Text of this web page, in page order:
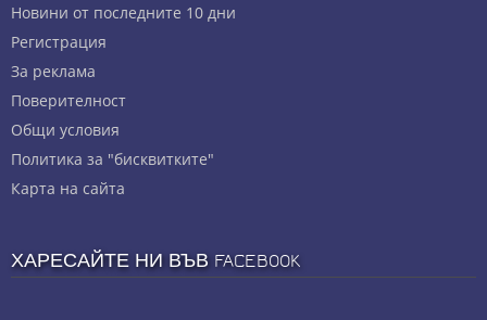
Новини от последните 10 дни
Регистрация
За реклама
Πoвepитeлнocт
Общи условия
Политика за "бисквитките"
Карта на сайта
ХАРЕСАЙТЕ НИ ВЪВ FACEBOOK